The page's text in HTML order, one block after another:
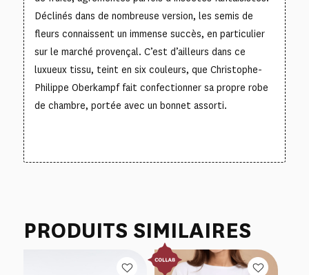
Déclinés dans de nombreuse version, les semis de
fleurs connaissent un immense succès, en particulier
sur le marché provençal. C’est d’ailleurs dans ce
luxueux tissu, teint en six couleurs, que Christophe-
Philippe Oberkampf fait confectionner sa propre robe
de chambre, portée avec un bonnet assorti.
PRODUITS SIMILAIRES